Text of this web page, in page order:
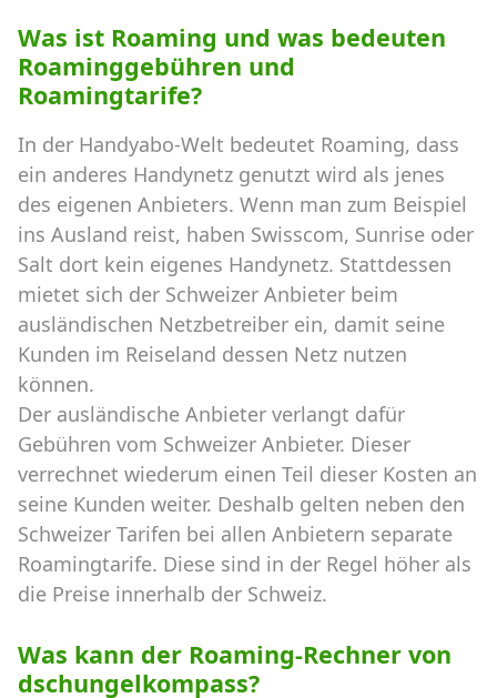
Was ist Roaming und was bedeuten
Roaminggebühren und
Roamingtarife?
In der Handyabo-Welt bedeutet Roaming, dass
ein anderes Handynetz genutzt wird als jenes
des eigenen Anbieters. Wenn man zum Beispiel
ins Ausland reist, haben Swisscom, Sunrise oder
Salt dort kein eigenes Handynetz. Stattdessen
mietet sich der Schweizer Anbieter beim
ausländischen Netzbetreiber ein, damit seine
Kunden im Reiseland dessen Netz nutzen
können.
Der ausländische Anbieter verlangt dafür
Gebühren vom Schweizer Anbieter. Dieser
verrechnet wiederum einen Teil dieser Kosten an
seine Kunden weiter. Deshalb gelten neben den
Schweizer Tarifen bei allen Anbietern separate
Roamingtarife. Diese sind in der Regel höher als
die Preise innerhalb der Schweiz.
Was kann der Roaming-Rechner von
dschungelkompass?